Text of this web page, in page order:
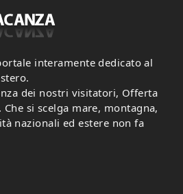
interamente dedicato al
dei nostri visitatori, Offerta
Che si scelga mare, montagna,
nazionali ed estere non fa